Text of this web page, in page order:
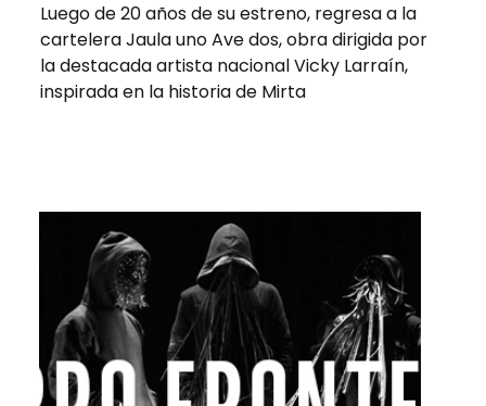
Luego de 20 años de su estreno, regresa a la
cartelera Jaula uno Ave dos, obra dirigida por
la destacada artista nacional Vicky Larraín,
inspirada en la historia de Mirta